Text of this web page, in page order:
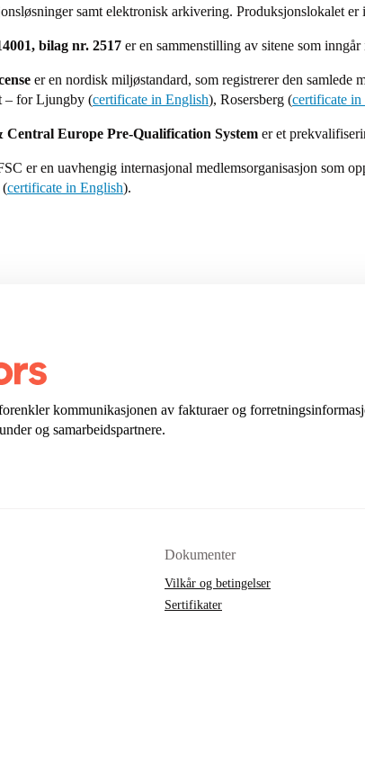
samt elektronisk arkivering. Produksjonslokalet
bilag nr. 2517 er en sammenstilling av sitene som
er en nordisk miljøstandard, som registrerer den
– for Ljungby (certificate in English), Rosersberg (certificate in
Central Europe Pre-Qualification System er et
er en uavhengig internasjonal medlemsorganisasjon som
(certificate in English).
kommunikasjonen av fakturaer og
og samarbeidspartnere.
Dokumenter
Vilkår og betingelser
Sertifikater